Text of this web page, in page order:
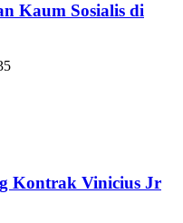
Kaum Sosialis di
Kontrak Vinicius Jr